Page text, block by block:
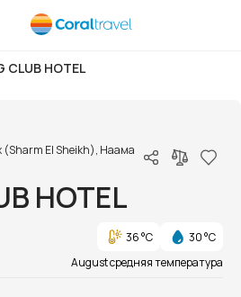
CLUB HOTEL
El Sheikh), Наама
HOTEL
36 °C
30 °C
August средняя температура